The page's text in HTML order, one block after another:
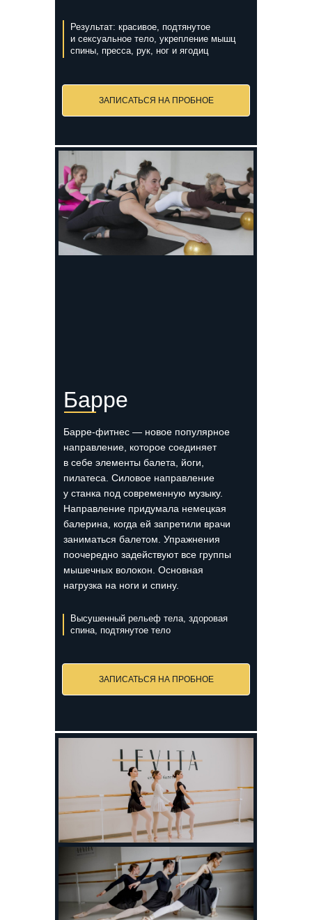
Результат: красивое, подтянутое
и сексуальное тело, укрепление мышц
спины, пресса, рук, ног и ягодиц
ЗАПИСАТЬСЯ НА ПРОБНОЕ
Барре
Барре-фитнес — новое популярное
направление, которое соединяет
в себе элементы балета, йоги,
пилатеса. Силовое направление
у станка под современную музыку.
Направление придумала немецкая
балерина, когда ей запретили врачи
заниматься балетом. Упражнения
поочередно задействуют все группы
мышечных волокон. Основная
нагрузка на ноги и спину.
Высушенный рельеф тела, здоровая
спина, подтянутое тело
ЗАПИСАТЬСЯ НА ПРОБНОЕ